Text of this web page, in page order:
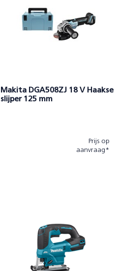
Makita DGA508ZJ 18 V Haakse
slijper 125 mm
Prijs op
aanvraag*